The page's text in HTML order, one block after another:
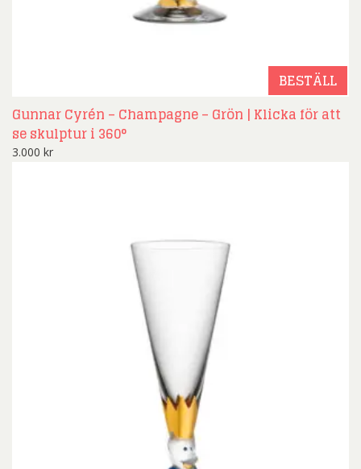
BESTÄLL
Gunnar Cyrén – Champagne – Grön | Klicka för att
se skulptur i 360°
3.000 kr